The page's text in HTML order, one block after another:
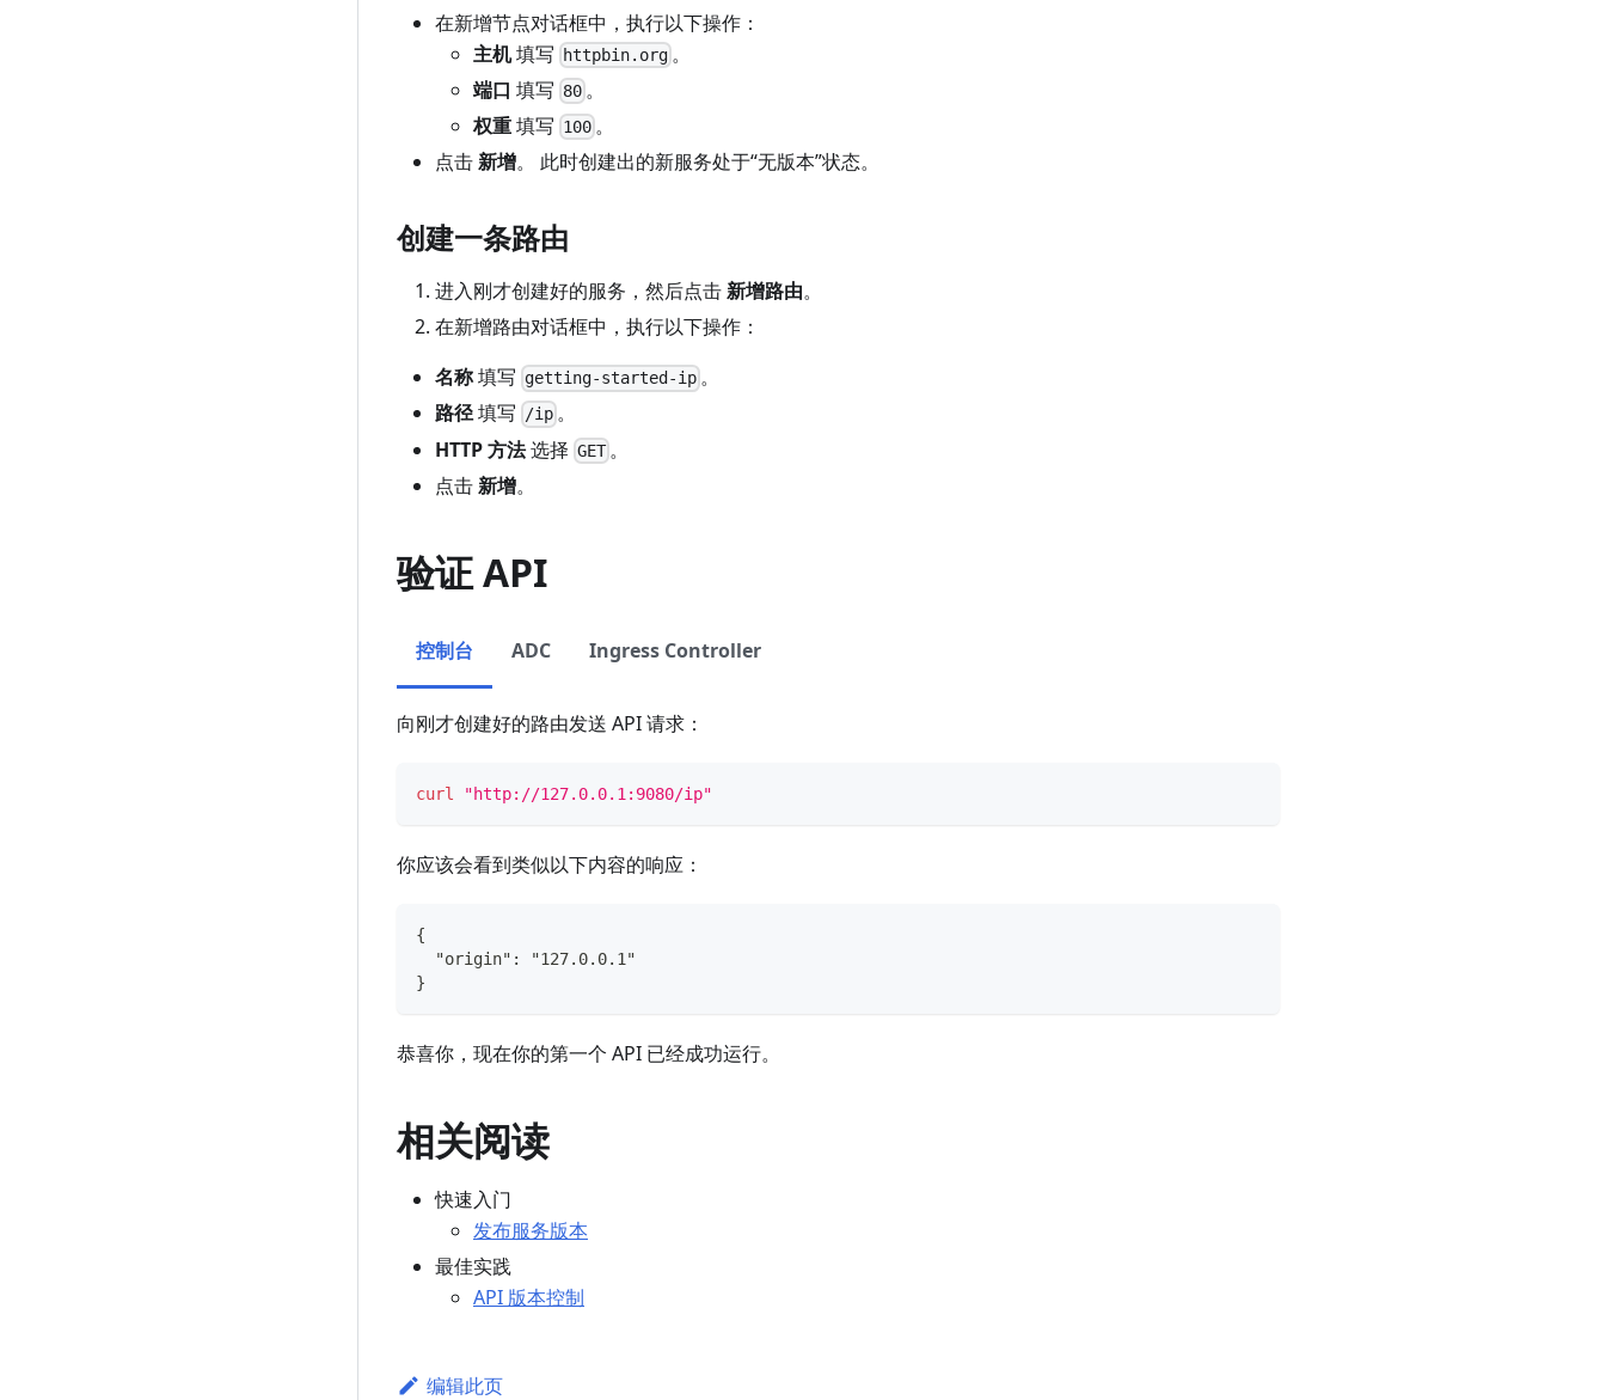
在新增节点对话框中，执行以下操作：
主机填写 httpbin.org 。
端口 填写 80 。
权重填写 100 。
点击新增。 此时创建出的新服务处于“无版本”状态。
创建一条路由
进入刚才创建好的服务，然后点击新增路由。
在新增路由对话框中，执行以下操作：
名称填写 getting-started-ip 。
路径填写 /ip 。
HTTP 方法选择 GET 。
点击新增。
验证 API
控制台 ADC Ingress Controller
向刚才创建好的路由发送 API 请求：
curl "http://127.0.0.1:9080/ip"
你应该会看到类似以下内容的响应：
{
  "origin": "127.0.0.1"
}
恭喜你，现在你的第一个 API 已经成功运行。
相关阅读
快速入门
发布服务版本
最佳实践
API 版本控制
编辑此页